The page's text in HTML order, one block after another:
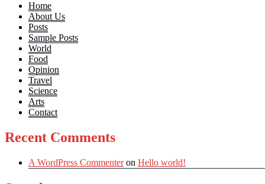
Home
About Us
Posts
Sample Posts
World
Food
Opinion
Travel
Science
Arts
Contact
Recent Comments
A WordPress Commenteron Hello world!